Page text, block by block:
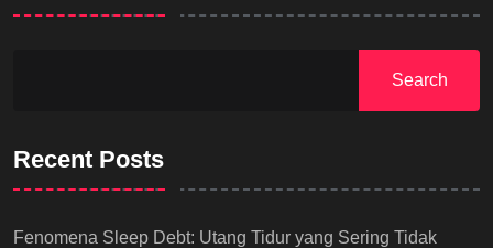
Search
Recent Posts
Fenomena Sleep Debt: Utang Tidur yang Sering Tidak